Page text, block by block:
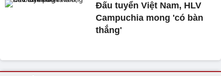
Đấu tuyển Việt Nam, HLV
Campuchia mong 'có bàn
thắng'